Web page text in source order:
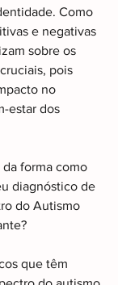
Como
e negativas
sobre os
pois
no
estar dos
forma como
diagnóstico de
do Autismo
que têm